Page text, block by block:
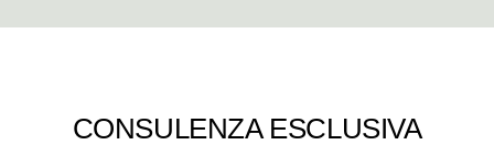
CONSULENZA ESCLUSIVA